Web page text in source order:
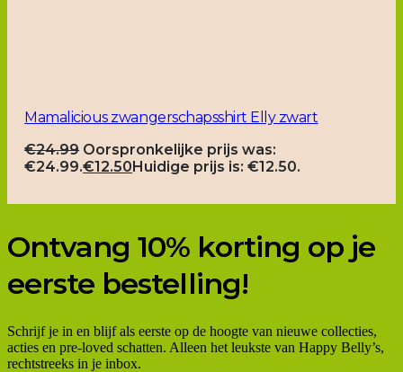
Mamalicious zwangerschapsshirt Elly zwart
€24.99 Oorspronkelijke prijs was:
€24.99.€12.50 Huidige prijs is: €12.50.
Ontvang 10% korting op je
eerste bestelling!
Schrijf je in en blijf als eerste op de hoogte van nieuwe collecties,
acties en pre-loved schatten. Alleen het leukste van Happy Belly’s,
rechtstreeks in je inbox.